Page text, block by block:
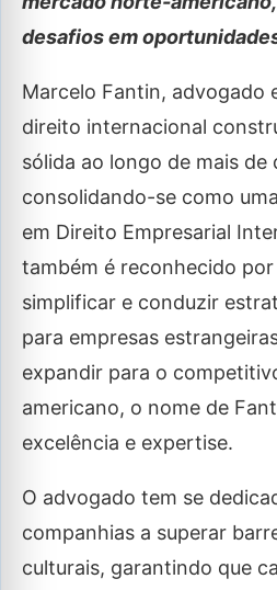
desafios em
Marcelo Fantin, advogado
direito internacional
sólida ao longo de mais de
consolidando-se como
em Direito Empresarial
também é reconhecido por
simplificar e conduzir
para empresas
expandir para o
americano, o nome de
excelência e expertise.
O advogado tem se
companhias a superar
culturais, garantindo que